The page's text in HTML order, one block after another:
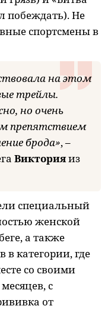
побеждать). Не
спортсмены в
на этом
трейлы.
но очень
препятствием
брода», –
Викторияиз
специальный
женской
а также
в категории, где
со своими
с
от